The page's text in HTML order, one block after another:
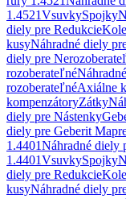
1.4521VsuvkySpojky
diely pre Redukcie
kusyNáhradné diely
diely pre
rozoberateľné
rozoberateľnéAxiálne
kompenzátoryZátky
diely pre Nástenky
diely pre Geberit
1.4401Náhradné diely
1.4401VsuvkySpojky
diely pre Redukcie
kusyNáhradné diely